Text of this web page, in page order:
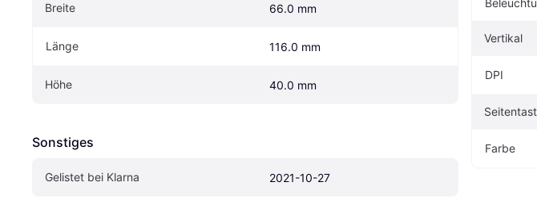
Breite 66.0 mm
Länge 116.0 mm
Höhe 40.0 mm
Sonstiges
Gelistet bei Klarna 2021-10-27
Vertikal
DPI
Farbe